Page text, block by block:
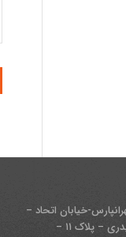
خیابان اتحاد –
– پلاک ۱۱ –